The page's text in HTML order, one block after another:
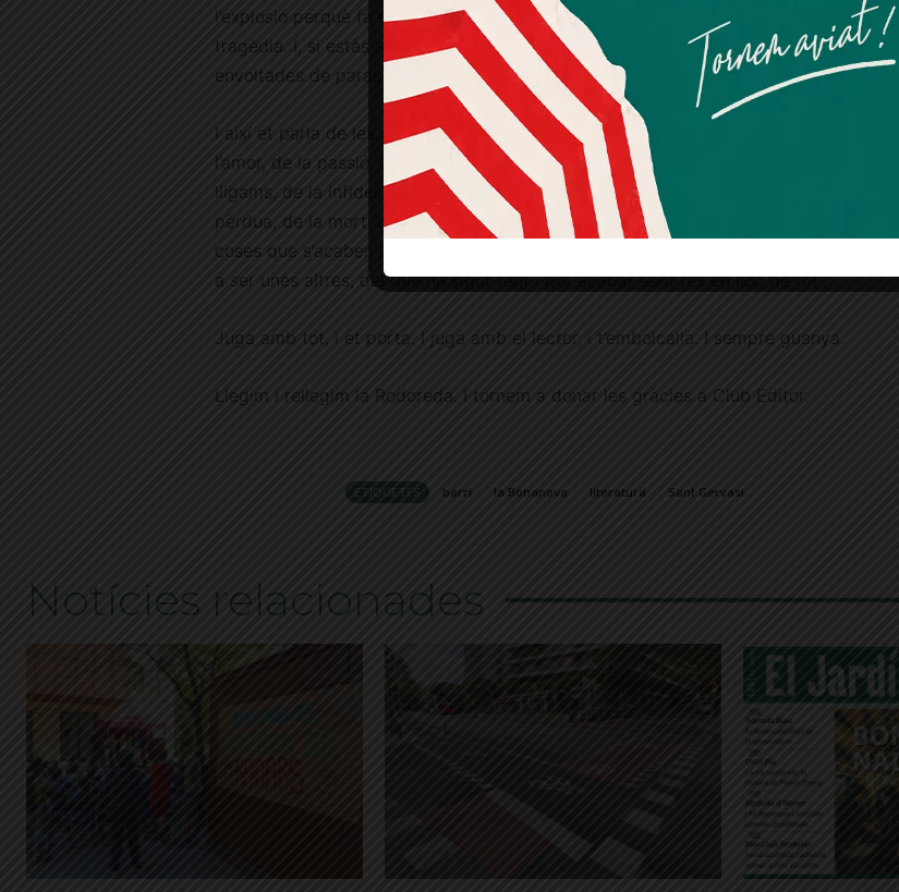
©Casa Usher
l’explosió perquè fa estona que mastegues la
tragèdia. I, si estàs atent, moltes te les anuncia
envoltades de paraules i descripcions.
I així et parla de les grans coses: de la vida, de
l’amor, de la passió, de la família, dels fills, dels
lligams, de la infidelitat, de les relacions, de la
pèrdua, de la mort, del pas del temps, de les
coses que s’acaben i de les que canvien i passen
a ser unes altres, del que ha sigut tant i pot acabar sent res en lloc de tot…
Juga amb tot, i et porta. I juga amb el lector, i t’embolcalla. I sempre guanya.
Llegim i rellegim la Rodoreda. I tornem a donar les gràcies a Club Editor.
ETIQUETES barri la Bonanova literatura Sant Gervasi
Notícies relacionades
Quan l’usuari crea un compte al Diari el Jardí, dona
consentiment explícit per rebre comunicacions
informatives relacionades amb el servei.
consentiment pot ser revocat en qualsevol
mitjançant l’enllaç de baixa present a tots els